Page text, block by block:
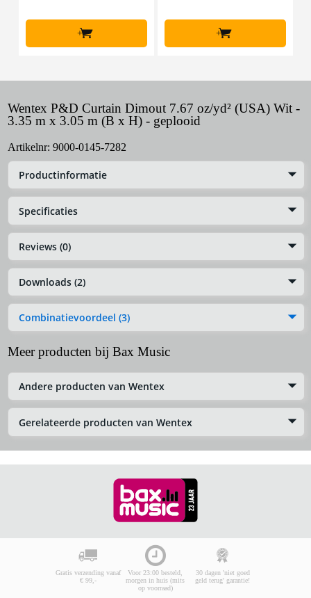
+ +
Wentex P&D Curtain Dimout 7.67 oz/yd² (USA) Wit -
3.35 m x 3.05 m (B x H) - geplooid
Artikelnr: 9000-0145-7282
Productinformatie
Specificaties
Reviews (0)
Downloads (2)
Combinatievoordeel (3)
Meer producten bij Bax Music
Andere producten van Wentex
Gerelateerde producten van Wentex
Gratis verzending vanaf
€ 99,-
Voor 23:00 besteld,
morgen in huis (mits
op voorraad)
30 dagen 'niet goed
geld terug' garantie!